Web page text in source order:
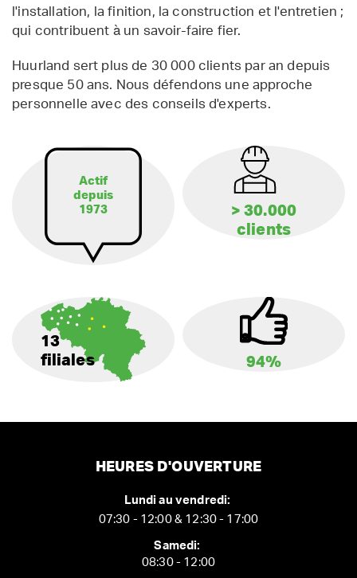
l'installation, la finition, la construction et l'entretien ;
qui contribuent à un savoir-faire fier.
Huurland sert plus de 30 000 clients par an depuis
presque 50 ans. Nous défendons une approche
personnelle avec des conseils d'experts.
Actif
depuis
1973
> 30.000
clients
13
filiales
94%
HEURES D'OUVERTURE
Lundi au vendredi:
07:30 - 12:00 & 12:30 - 17:00
Samedi:
08:30 - 12:00